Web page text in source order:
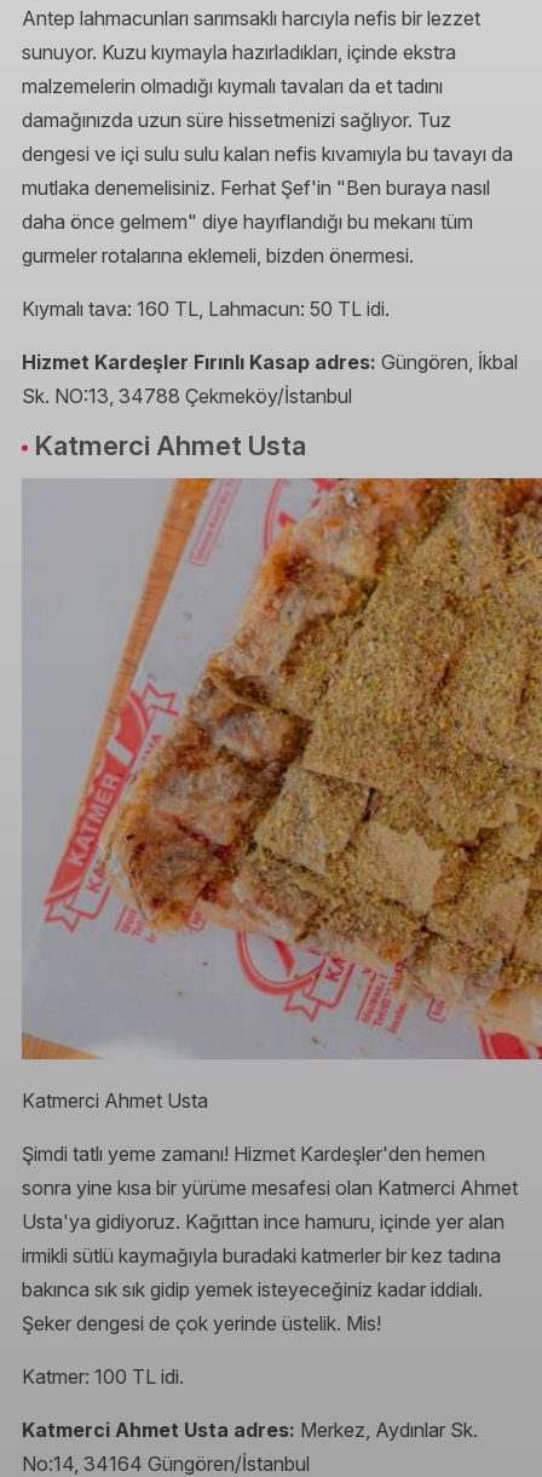
Antep lahmacunları sarımsaklı harcıyla nefis bir lezzet
sunuyor. Kuzu kıymayla hazırladıkları, içinde ekstra
malzemelerin olmadığı kıymalı tavaları da et tadını
damağınızda uzun süre hissetmenizi sağlıyor. Tuz
dengesi ve içi sulu sulu kalan nefis kıvamıyla bu tavayı da
mutlaka denemelisiniz. Ferhat Şef'in "Ben buraya nasıl
daha önce gelmem" diye hayıflandığı bu mekanı tüm
gurmeler rotalarına eklemeli, bizden önermesi.
Kıymalı tava: 160 TL, Lahmacun: 50 TL idi.
Hizmet Kardeşler Fırınlı Kasap adres: Güngören, İkbal
Sk. NO:13, 34788 Çekmeköy/İstanbul
Katmerci Ahmet Usta
Katmerci Ahmet Usta
Şimdi tatlı yeme zamanı! Hizmet Kardeşler'den hemen
sonra yine kısa bir yürüme mesafesi olan Katmerci Ahmet
Usta'ya gidiyoruz. Kağıttan ince hamuru, içinde yer alan
irmikli sütlü kaymağıyla buradaki katmerler bir kez tadına
bakınca sık sık gidip yemek isteyeceğiniz kadar iddialı.
Şeker dengesi de çok yerinde üstelik. Mis!
Katmer: 100 TL idi.
Katmerci Ahmet Usta adres: Merkez, Aydınlar Sk.
No:14, 34164 Güngören/İstanbul